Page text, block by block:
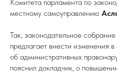
Комитета парламента по
местному самоуправлению
Так, законодательное
предлагает внести изменения
об административных
пояснил докладчик, о